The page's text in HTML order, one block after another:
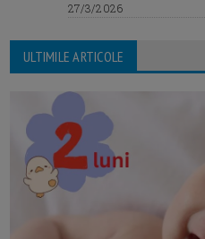
27/3/2026
ULTIMILE ARTICOLE